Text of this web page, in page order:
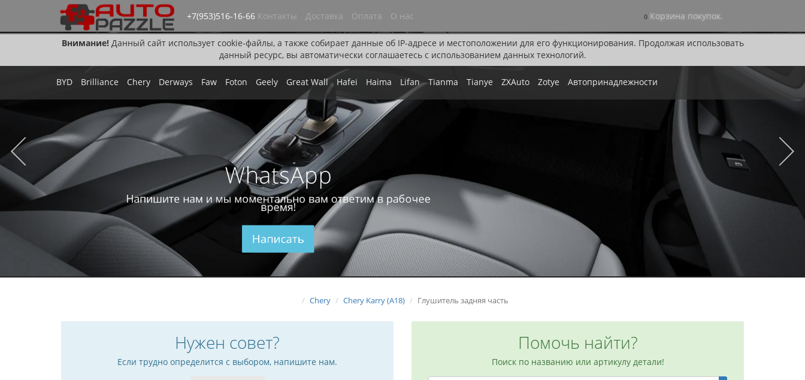
Внимание!Данный сайт использует cookie-файлы, а также собирает данные об IP-адресе и местоположении для его функционирования. Продолжая использовать
данный ресурс, вы автоматически соглашаетесь с использованием данных технологий.
+7(953)516-16-66 Контакты Доставка Оплата О нас 0 Корзина покупок.
BYD Brilliance Chery Derways Faw Foton Geely Great Wall Hafei Haima Lifan Tianma Tianye ZXAuto Zotye Автопринадлежности
WhatsApp
Напишите нам и мы моментально вам ответим в рабочее
время!
Написать
Chery Chery Karry (A18) Глушитель задняя часть
Нужен совет?
Если трудно определится с выбором, напишите нам.
Помочь найти?
Поиск по названию или артикулу детали!